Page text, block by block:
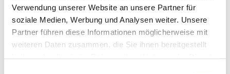
Verwendung unserer Website an unsere Partner für
soziale Medien, Werbung und Analysen weiter. Unsere
Partner führen diese Informationen möglicherweise mit
weiteren Daten zusammen, die Sie ihnen bereitgestellt